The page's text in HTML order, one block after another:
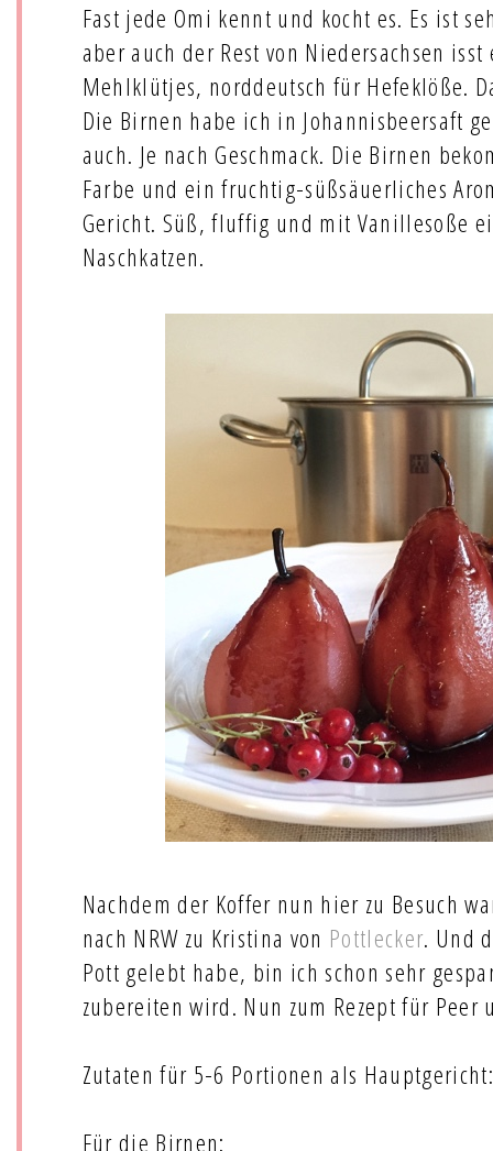
Fast jede Omi kennt und kocht es. Es ist
aber auch der Rest von Niedersachsen
Mehlklütjes, norddeutsch für Hefeklöße.
Die Birnen habe ich in Johannisbeersaft
auch. Je nach Geschmack. Die Birnen
Farbe und ein fruchtig-süßsäuerliches
Gericht. Süß, fluffig und mit Vanillesoße
Naschkatzen.
Nachdem der Koffer nun hier zu Besuch
nach NRW zu Kristina von Pottlecker. Und
Pott gelebt habe, bin ich schon sehr
zubereiten wird. Nun zum Rezept für
Zutaten für 5-6 Portionen als Hauptgericht:
Für die Birnen: